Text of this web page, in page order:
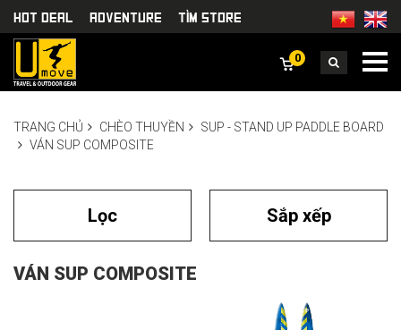
HOT DEAL Adventure TÌm Store
0
TRANG CHỦ CHÈO THUYỀN
SUP - STAND UP PADDLE BOARD
VÁN SUP COMPOSITE
Lọc Sắp xếp
VÁN SUP COMPOSITE